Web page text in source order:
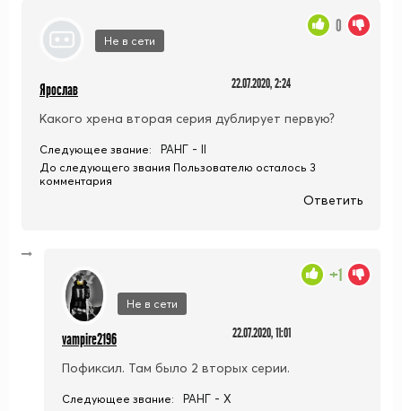
Не в сети
Ярослав 22.07.2020, 2:24
Какого хрена вторая серия дублирует первую?
0
Следующее звание: РАНГ - II
До следующего звания Пользователю осталось 3
комментария
Ответить
Не в сети
vampire2196 22.07.2020, 11:01
Пофиксил. Там было 2 вторых серии.
+1
Следующее звание: РАНГ - X